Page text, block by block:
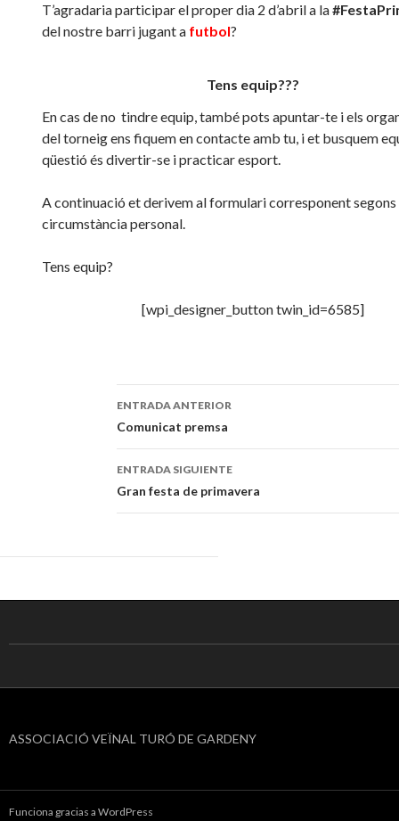
T’agradaria participar el proper dia 2 d’abril a la
del nostre barri jugant a futbol?
Tens equip???
En cas de no tindre equip, també pots apuntar-te i els
del torneig ens fiquem en contacte amb tu, i et busquem
qüestió és divertir-se i practicar esport.
A continuació et derivem al formulari corresponent segons
circumstància personal.
Tens equip?
[wpi_designer_button twin_id=6585]
Navegación
de
entradas
ENTRADA ANTERIOR
Comunicat premsa
ENTRADA SIGUIENTE
Gran festa de primavera
ASSOCIACIÓ VEÏNAL TURÓ DE GARDENY
Funciona gracias a WordPress